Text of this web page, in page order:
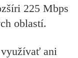
225 Mbps
oblastí.
ani